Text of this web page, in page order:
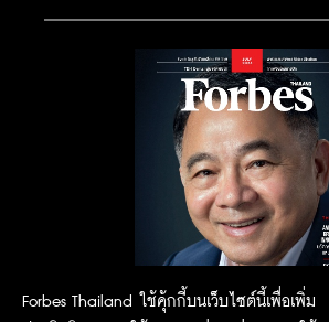
Forbes Thailand ใช้คุ้กกี้บนเว็บไซต์นี้เพื่อเพิ่ม